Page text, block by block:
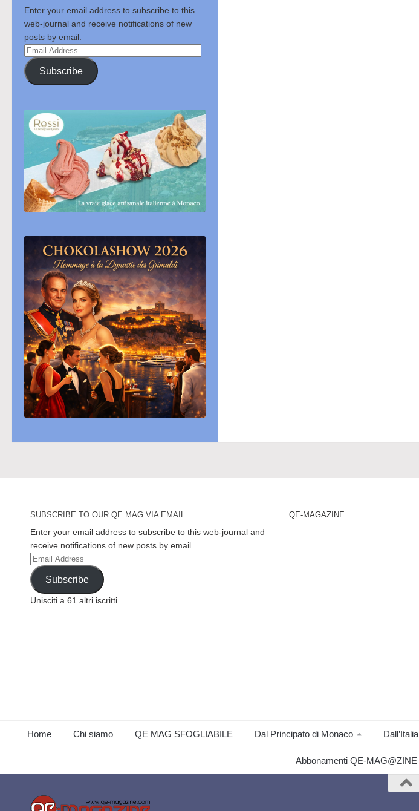
Enter your email address to subscribe to this
web-journal and receive notifications of new
posts by email.
Email
Address
Subscribe
SUBSCRIBE TO OUR QE MAG VIA EMAIL
Enter your email address to subscribe to this web-journal and
receive notifications of new posts by email.
Email
Address
Subscribe
Unisciti a 61 altri iscritti
QE-MAGAZINE
Home Chi siamo QE MAG SFOGLIABILE Dal Principato di Monaco Dall’Italia
Abbonamenti QE-MAG@ZINE